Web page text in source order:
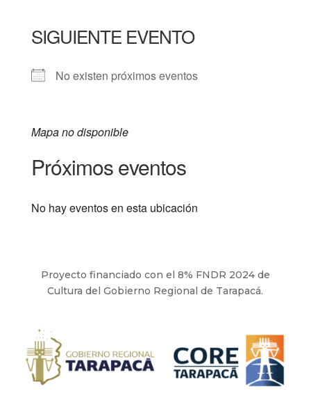
SIGUIENTE EVENTO
No existen próximos eventos
Mapa no disponible
Próximos eventos
No hay eventos en esta ubicación
Proyecto financiado con el 8% FNDR 2024 de
Cultura del Gobierno Regional de Tarapacá.